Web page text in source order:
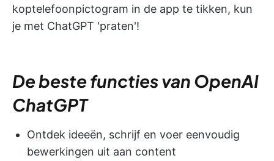
koptelefoonpictogram in de app te tikken, kun
je met ChatGPT 'praten'!
De beste functies van OpenAI
ChatGPT
Ontdek ideeën, schrijf en voer eenvoudig
bewerkingen uit aan content